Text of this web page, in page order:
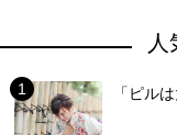
「ピル